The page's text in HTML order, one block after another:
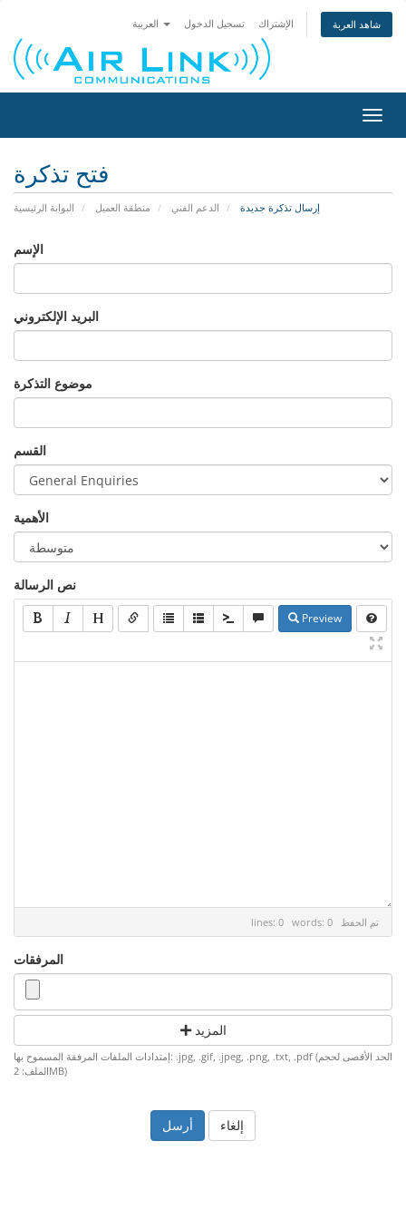
تسجيل الدخول الإشتراك شاهد العربة
تبديل
التنقل
فتح تذكرة
البوابة الرئيسية منطقة العميل الدعم الفني إرسال تذكرة جديدة
الإسم
البريد الإلكتروني
موضوع التذكرة
القسم
الأهمية
نص الرسالة
Preview
lines: 0 words: 0 تم الحفظ
المرفقات
المزيد
إمتدادات الملفات المرفقة المسموح بها: .jpg, .gif, .jpeg, .png, .txt, .pdf (الحد الأقصى لحجم
الملف: 2MB)
إلغاء